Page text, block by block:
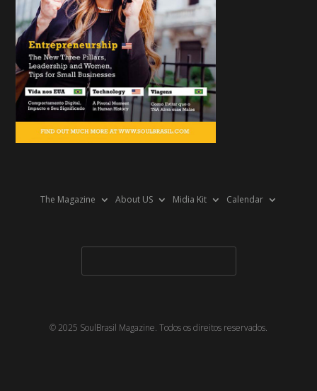
The Magazine About US Midia Kit Calendar
© 2025 SoulBrasil Magazine. Todos os direitos reservados.